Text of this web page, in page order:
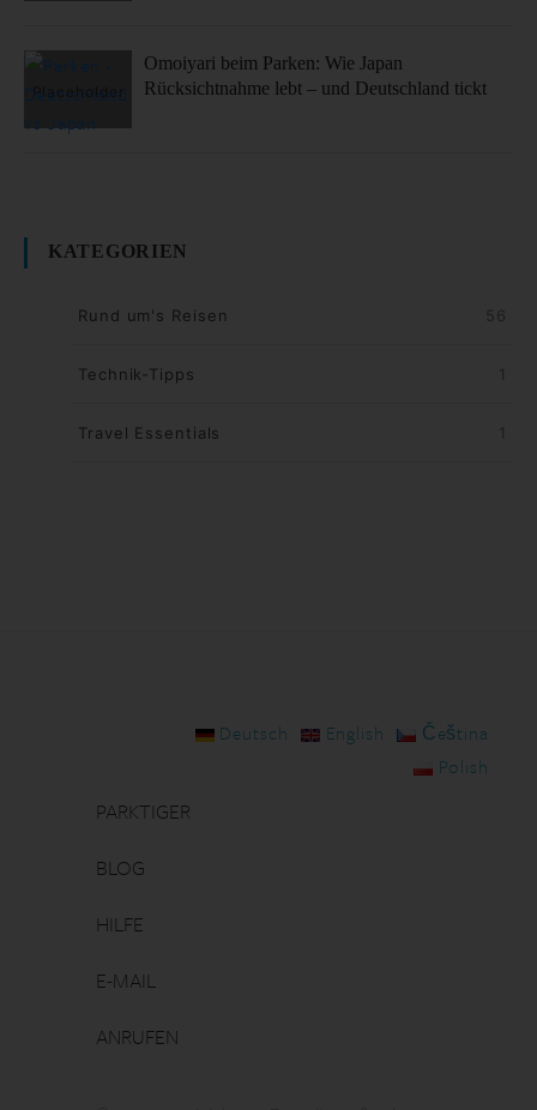
Omoiyari beim Parken: Wie Japan
Rücksichtnahme lebt – und Deutschland tickt
KATEGORIEN
Rund um's Reisen 56
Technik-Tipps 1
Travel Essentials 1
Deutsch English
Čeština
Polish
PARKTIGER
BLOG
HILFE
E-MAIL
ANRUFEN